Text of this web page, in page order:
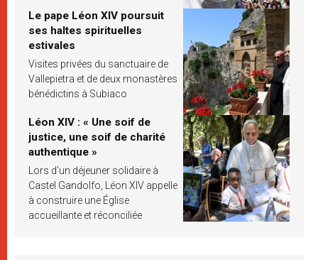
Le pape Léon XIV poursuit
ses haltes spirituelles
estivales
Visites privées du sanctuaire de
Vallepietra et de deux monastères
bénédictins à Subiaco
Léon XIV : « Une soif de
justice, une soif de charité
authentique »
Lors d’un déjeuner solidaire à
Castel Gandolfo, Léon XIV appelle
à construire une Église
accueillante et réconciliée